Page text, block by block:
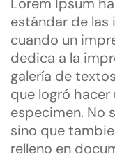
estándar de las
cuando un
dedica a la
galería de
que logró
especimen. No
sino que
relleno en